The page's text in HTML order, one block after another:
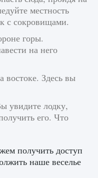
местность
с сокровищами.
горы.
на него
востоке. Здесь вы
увидите лодку,
его. Что
получить доступ
наше веселье